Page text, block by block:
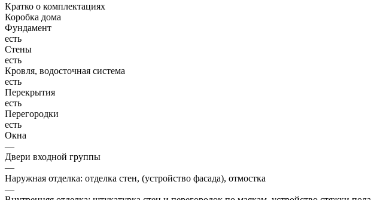
Кратко о комплектациях
Коробка дома
Фундамент
есть
Стены
есть
Кровля, водосточная система
есть
Перекрытия
есть
Перегородки
есть
Окна
—
Двери входной группы
—
Наружная отделка: отделка стен, (устройство фасада), отмостка
—